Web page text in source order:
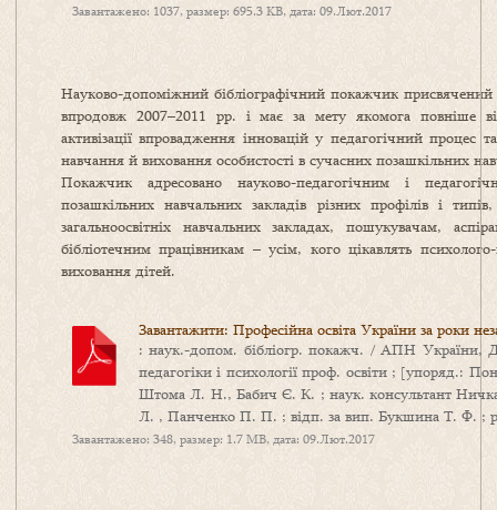
Завантажено: 1037, размер: 695.3 KB, дата: 09.Лют.2017
Науково-допоміжний бібліографічний покажчик присвячений
впродовж 2007–2011 рр. і має за мету якомога повніше
активізації впровадження інновацій у педагогічний процес
навчання й виховання особистості в сучасних позашкільних
Покажчик адресовано науково-педагогічним і
позашкільних навчальних закладів різних профілів і
загальноосвітніх навчальних закладах, пошукувачам,
бібліотечним працівникам – усім, кого цікавлять
виховання дітей.
Завантажити: Професійна освіта України за роки
: наук.-допом. бібліогр. покажч. / АПН
педагогіки і психології проф. освіти ; [упоряд.:
Штома Л. Н., Бабич Є. К. ; наук. консультант
Л. , Панченко П. П. ; відп. за вип. Букшина Т. Ф. ;
Завантажено: 348, размер: 1.7 MB, дата: 09.Лют.2017